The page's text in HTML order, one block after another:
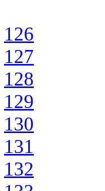
126
127
128
129
130
131
132